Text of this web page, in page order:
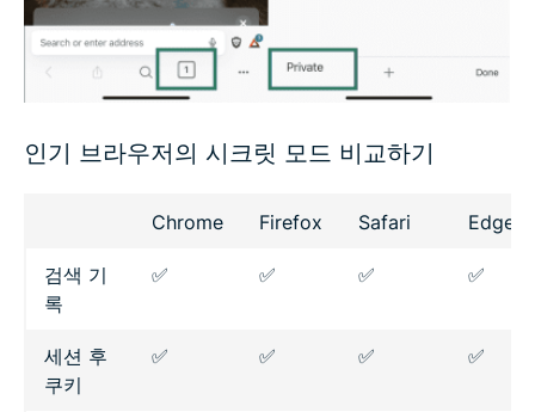
인기 브라우저의 시크릿 모드 비교하기
Chrome Firefox Safari Edge
검색 기
록
✅ ✅ ✅ ✅
세션 후
쿠키
✅ ✅ ✅ ✅